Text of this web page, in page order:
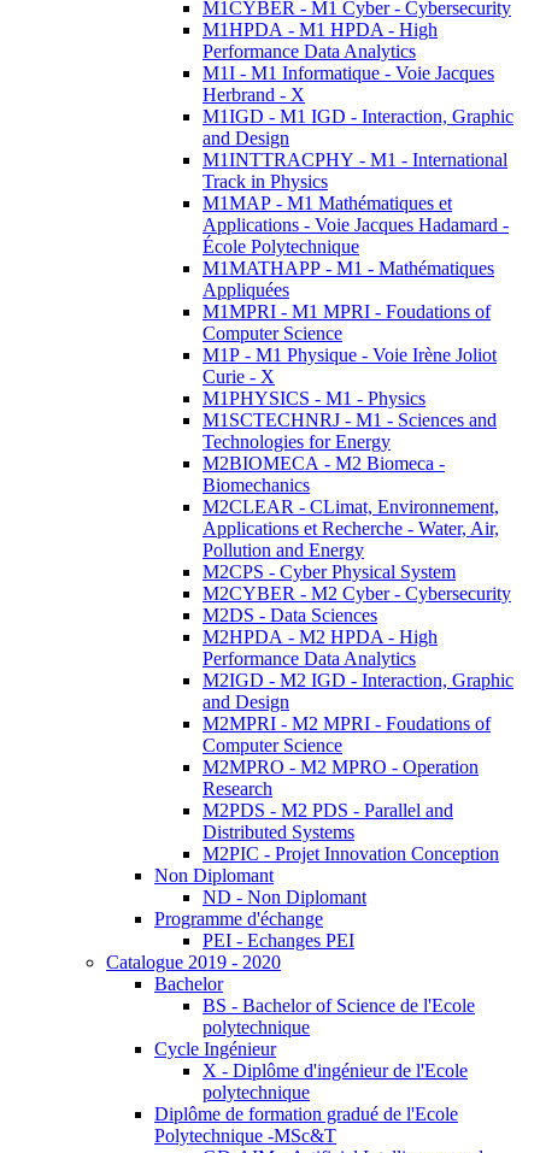
M1CYBER - M1 Cyber - Cybersecurity
M1HPDA - M1 HPDA - High
Performance Data Analytics
M1I - M1 Informatique - Voie Jacques
Herbrand - X
M1IGD - M1 IGD - Interaction, Graphic
and Design
M1INTTRACPHY - M1 - International
Track in Physics
M1MAP - M1 Mathématiques et
Applications - Voie Jacques Hadamard -
École Polytechnique
M1MATHAPP - M1 - Mathématiques
Appliquées
M1MPRI - M1 MPRI - Foudations of
Computer Science
M1P - M1 Physique - Voie Irène Joliot
Curie - X
M1PHYSICS - M1 - Physics
M1SCTECHNRJ - M1 - Sciences and
Technologies for Energy
M2BIOMECA - M2 Biomeca -
Biomechanics
M2CLEAR - CLimat, Environnement,
Applications et Recherche - Water, Air,
Pollution and Energy
M2CPS - Cyber Physical System
M2CYBER - M2 Cyber - Cybersecurity
M2DS - Data Sciences
M2HPDA - M2 HPDA - High
Performance Data Analytics
M2IGD - M2 IGD - Interaction, Graphic
and Design
M2MPRI - M2 MPRI - Foudations of
Computer Science
M2MPRO - M2 MPRO - Operation
Research
M2PDS - M2 PDS - Parallel and
Distributed Systems
M2PIC - Projet Innovation Conception
Non Diplomant
ND - Non Diplomant
Programme d'échange
PEI - Echanges PEI
Catalogue 2019 - 2020
Bachelor
BS - Bachelor of Science de l'Ecole
polytechnique
Cycle Ingénieur
X - Diplôme d'ingénieur de l'Ecole
polytechnique
Diplôme de formation gradué de l'Ecole
Polytechnique -MSc&T